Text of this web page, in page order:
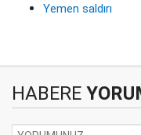
Yemen saldırı
HABERE